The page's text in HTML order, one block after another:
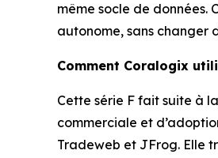
même socle de données.
autonome, sans changer
Comment Coralogix
Cette série F fait suite à
commerciale et
Tradeweb et JFrog. Elle